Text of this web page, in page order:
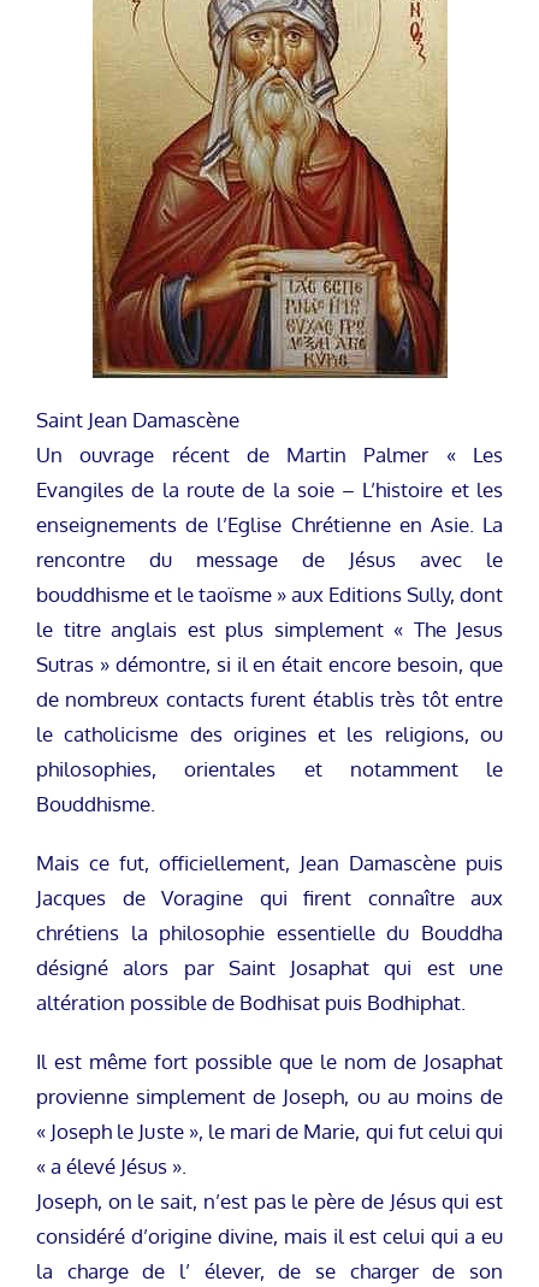
Saint Jean Damascène
Un ouvrage récent de Martin Palmer « Les
Evangiles de la route de la soie – L’histoire et les
enseignements de l’Eglise Chrétienne en Asie. La
rencontre du message de Jésus avec le
bouddhisme et le taoïsme » aux Editions Sully, dont
le titre anglais est plus simplement « The Jesus
Sutras » démontre, si il en était encore besoin, que
de nombreux contacts furent établis très tôt entre
le catholicisme des origines et les religions, ou
philosophies, orientales et notamment le
Bouddhisme.
Mais ce fut, officiellement, Jean Damascène puis
Jacques de Voragine qui firent connaître aux
chrétiens la philosophie essentielle du Bouddha
désigné alors par Saint Josaphat qui est une
altération possible de Bodhisat puis Bodhiphat.
Il est même fort possible que le nom de Josaphat
provienne simplement de Joseph, ou au moins de
« Joseph le Juste », le mari de Marie, qui fut celui qui
« a élevé Jésus ».
Joseph, on le sait, n’est pas le père de Jésus qui est
considéré d’origine divine, mais il est celui qui a eu
la charge de l’ élever, de se charger de son